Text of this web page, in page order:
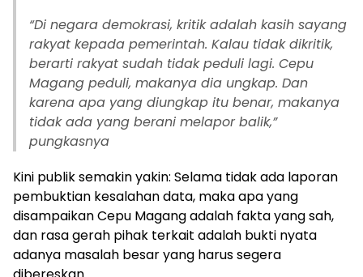
“Di negara demokrasi, kritik adalah kasih sayang
rakyat kepada pemerintah. Kalau tidak dikritik,
berarti rakyat sudah tidak peduli lagi. Cepu
Magang peduli, makanya dia ungkap. Dan
karena apa yang diungkap itu benar, makanya
tidak ada yang berani melapor balik,”
pungkasnya
Kini publik semakin yakin: Selama tidak ada laporan
pembuktian kesalahan data, maka apa yang
disampaikan Cepu Magang adalah fakta yang sah,
dan rasa gerah pihak terkait adalah bukti nyata
adanya masalah besar yang harus segera